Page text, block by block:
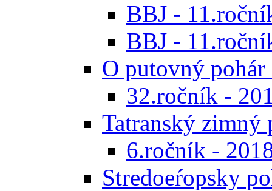
BBJ -
BBJ -
O putovný
32.ročník -
Tatranský zimný
6.ročník -
Stredoeŕopsky